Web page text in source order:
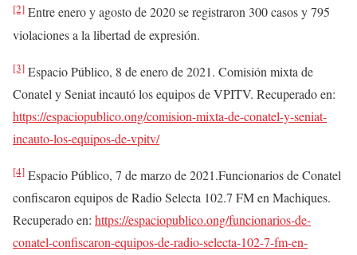
[2] Entre enero y agosto de 2020 se registraron 300 casos y 795
violaciones a la libertad de expresión.
[3] Espacio Público, 8 de enero de 2021. Comisión mixta de
Conatel y Seniat incautó los equipos de VPITV. Recuperado en:
https://espaciopublico.ong/comision-mixta-de-conatel-y-seniat-
incauto-los-equipos-de-vpitv/
[4] Espacio Público, 7 de marzo de 2021.Funcionarios de Conatel
confiscaron equipos de Radio Selecta 102.7 FM en Machiques.
Recuperado en: https://espaciopublico.ong/funcionarios-de-
conatel-confiscaron-equipos-de-radio-selecta-102-7-fm-en-